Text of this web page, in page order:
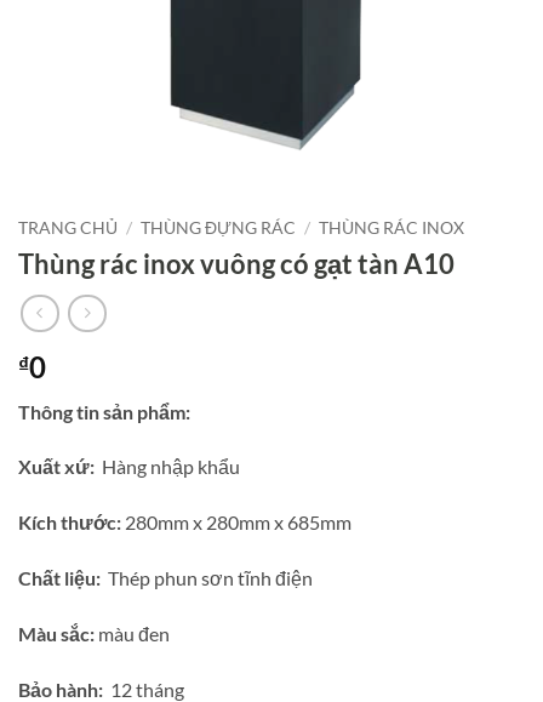
TRANG CHỦ / THÙNG ĐỰNG RÁC / THÙNG RÁC INOX
Thùng rác inox vuông có gạt tàn A10
₫0
Thông tin sản phẩm:
Xuất xứ: Hàng nhập khẩu
Kích thước: 280mm x 280mm x 685mm
Chất liệu: Thép phun sơn tĩnh điện
Màu sắc: màu đen
Bảo hành: 12 tháng